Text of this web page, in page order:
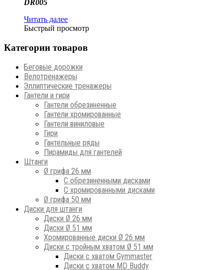
DR005
Читать далее
Быстрый просмотр
Категории товаров
Беговые дорожки
Велотренажеры
Эллиптические тренажеры
Гантели и гири
Гантели обрезиненные
Гантели хромированные
Гантели виниловые
Гири
Гантельные ряды
Пирамиды для гантелей
Штанги
Ø грифа 26 мм
С обрезиненными дисками
С хромированными дисками
Ø грифа 50 мм
Диски для штанги
Диски Ø 26 мм
Диски Ø 51 мм
Хромированные диски Ø 26 мм
Диски с тройным хватом Ø 51 мм
Диски с хватом Gymmaster
Диски с хватом MD Buddy